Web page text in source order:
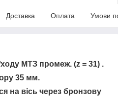
Доставка Оплата Умови
ходу МТЗ промеж. (z = 31) .
35 мм.
на вісь через бронзову